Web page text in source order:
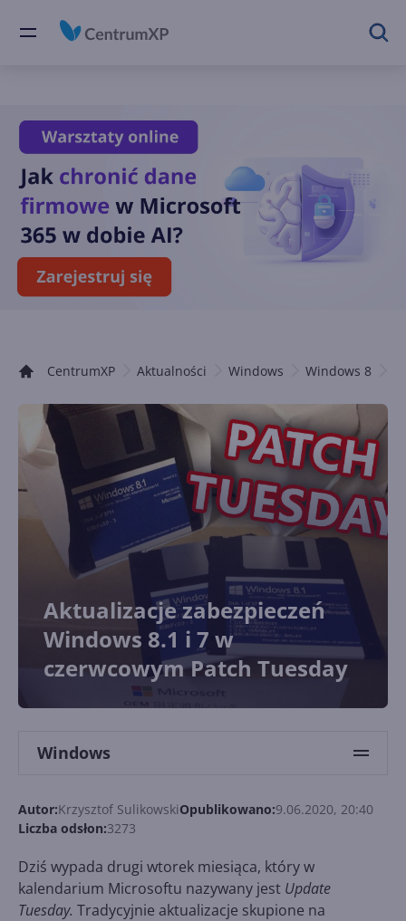
CentrumXP Aktualności Windows Windows 8
Aktualizacje zabezpieczeń
Windows 8.1 i 7 w
czerwcowym Patch Tuesday
Windows
Autor:Krzysztof SulikowskiOpublikowano:9.06.2020, 20:40
Liczba odsłon:3273
Dziś wypada drugi wtorek miesiąca, który w
kalendarium Microsoftu nazywany jest Update
Tuesday. Tradycyjnie aktualizacje skupione na